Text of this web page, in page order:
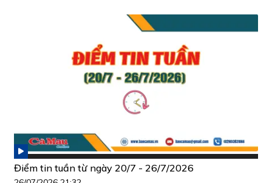
Điểm tin tuần từ ngày 20/7 - 26/7/2026